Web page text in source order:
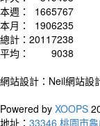
本週：
1665767
本月：
1906235
總計： 20117238
平均：
9038
網站設計：Neil網站設
Powered by XOOPS
地址： 33346 桃園市